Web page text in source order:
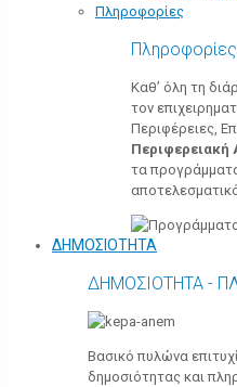
Πληροφορίες
Πληροφορίες
Καθ’ όλη τη
τον
Περιφέρειες,
Περιφερειακή
τα
ΔΗΜΟΣΙΟΤΗΤΑ
ΔΗΜΟΣΙΟΤΗΤΑ -
Βασικό πυλώνα
δημοσιότητας και